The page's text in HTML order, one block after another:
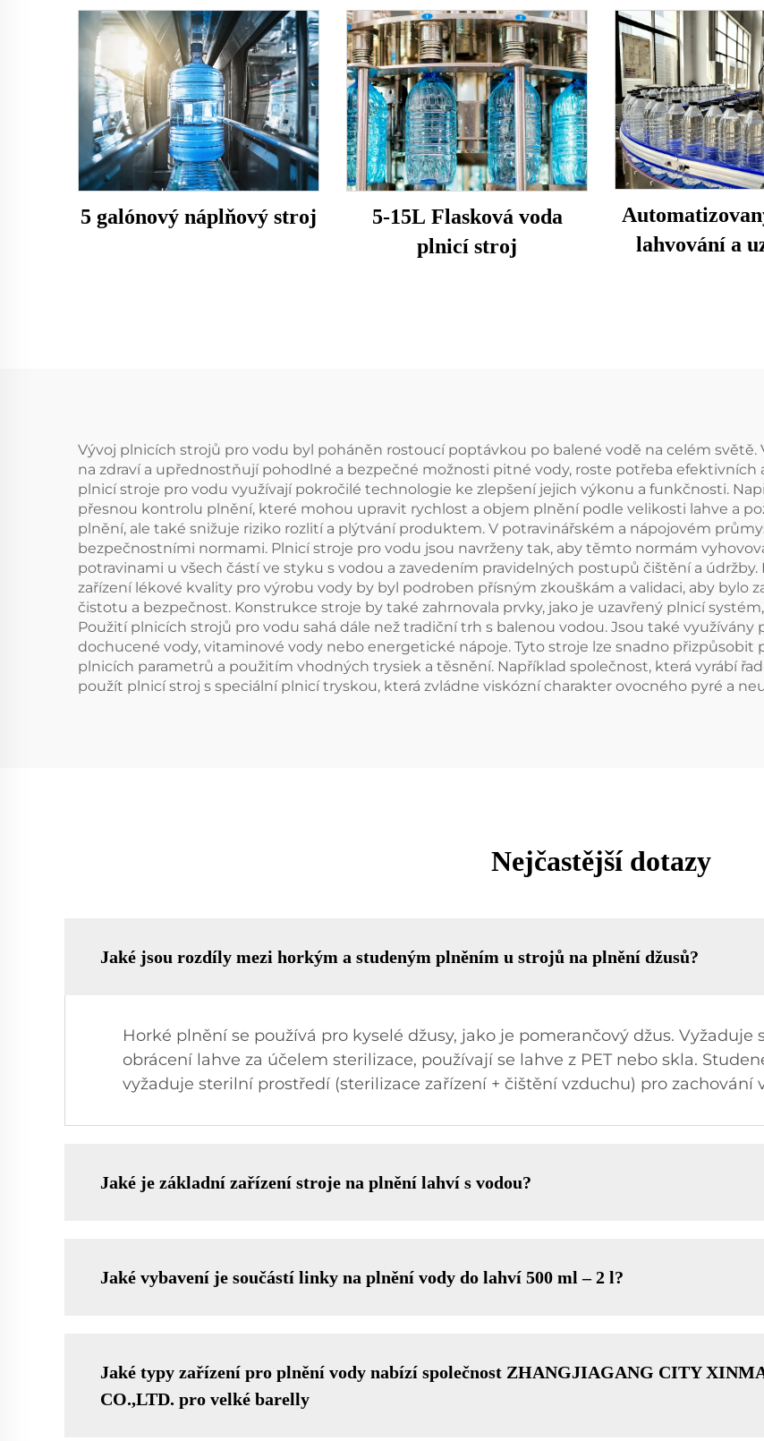
5 galónový náplňový stroj
5-15L Flasková voda
plnicí stroj
lahvování a
Vývoj plnicích strojů pro vodu byl poháněn rostoucí poptávkou po balené vodě na celém
na zdraví a upřednostňují pohodlné a bezpečné možnosti pitné vody, roste potřeba
plnicí stroje pro vodu využívají pokročilé technologie ke zlepšení jejich výkonu a funkčnosti.
přesnou kontrolu plnění, které mohou upravit rychlost a objem plnění podle velikosti lahve a
plnění, ale také snižuje riziko rozlití a plýtvání produktem. V potravinářském a nápojovém
bezpečnostními normami. Plnicí stroje pro vodu jsou navrženy tak, aby těmto normám
potravinami u všech částí ve styku s vodou a zavedením pravidelných postupů čištění a
zařízení lékové kvality pro výrobu vody by byl podroben přísným zkouškám a validaci, aby bylo
čistotu a bezpečnost. Konstrukce stroje by také zahrnovala prvky, jako je uzavřený plnicí
Použití plnicích strojů pro vodu sahá dále než tradiční trh s balenou vodou. Jsou také
dochucené vody, vitaminové vody nebo energetické nápoje. Tyto stroje lze snadno přizpůsobit
plnicích parametrů a použitím vhodných trysiek a těsnění. Například společnost, která vyrábí
použít plnicí stroj s speciální plnicí tryskou, která zvládne viskózní charakter ovocného pyré a
Nejčastější dotazy
Jaké jsou rozdíly mezi horkým a studeným plněním u strojů na plnění džusů?
Horké plnění se používá pro kyselé džusy, jako je pomerančový džus. Vyžaduje
obrácení lahve za účelem sterilizace, používají se lahve z PET nebo skla.
vyžaduje sterilní prostředí (sterilizace zařízení + čištění vzduchu) pro zachování
Jaké je základní zařízení stroje na plnění lahví s vodou?
Jaké vybavení je součástí linky na plnění vody do lahví 500 ml – 2 l?
Jaké typy zařízení pro plnění vody nabízí společnost ZHANGJIAGANG CITY
CO.,LTD. pro velké barelly